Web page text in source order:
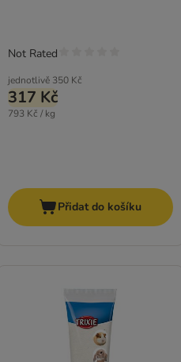
jednotlivě 350 Kč
317 Kč
793 Kč / kg
Not Rated
Přidat do košíku